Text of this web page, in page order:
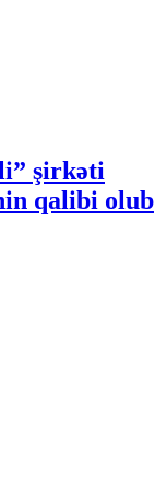
şirkəti
qalibi olub